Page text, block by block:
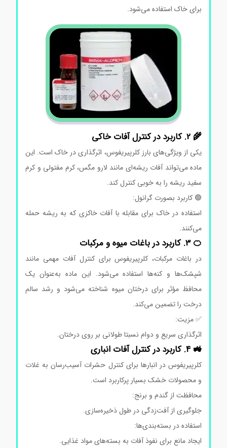
برای خاک استفاده می‌شود.
🌾 2. کاربرد در کنترل آفات خاکی
یکی از ویژگی‌های بارز کلرپیریفوس، اثرگذاری در خاک است. این
ماده می‌تواند آفات ریشه‌ای مانند لارو مگس، کرم مفتولی و کرم
سفید ریشه را به خوبی کنترل کند.
🟢 کاربرد بصورت گرانول:
استفاده در خاک برای مقابله با آفات خاکزی که به ریشه حمله
می‌کنند.
🍊 3. کاربرد در باغات میوه و مرکبات
در باغات مرکبات، کلرپیریفوس برای کنترل آفات مهمی مانند
شپشک‌ها و کنه‌ها استفاده می‌شود. این ماده به‌عنوان یک
محافظ مؤثر برای درختان میوه شناخته می‌شود و رشد سالم
درخت را تضمین می‌کند.
✅ مزیت:
اثرگذاری سریع و دوام نسبتا طولانی بر روی درختان.
🚜 4. کاربرد در کنترل آفات انباری
کلرپیریفوس در انبارها برای کنترل حشرات آسیب‌رسان به غلات
و محصولات خشک بسیار پرکاربرد است.
محافظت از گندم و برنج:
جلوگیری از آفت‌زدگی در طول ذخیره‌سازی.
استفاده در بسته‌بندی‌ها:
ایجاد مانع برای نفوذ آفات به بسته‌های مواد غذایی.